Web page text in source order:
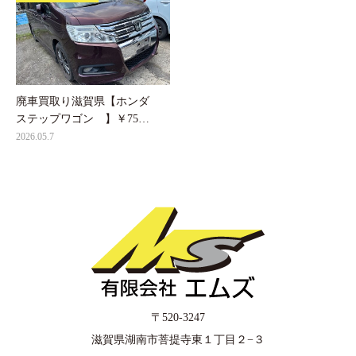
廃車買取り滋賀県【ホンダ
ステップワゴン 】￥75…
2026.05.7
〒520-3247
滋賀県湖南市菩提寺東１丁目２−３